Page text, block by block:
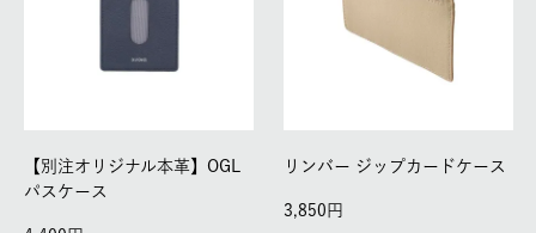
【別注オリジナル本革】OGL
パスケース
リンバー ジップカードケース
3,850